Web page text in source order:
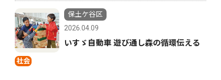
社会
保土ケ谷区
2026.04.09
いすゞ自動車 遊び通し森の循環伝える